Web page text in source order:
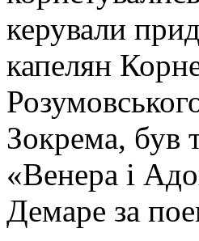
керували
капелян
Зокрема, був
«Венера і
Демаре за